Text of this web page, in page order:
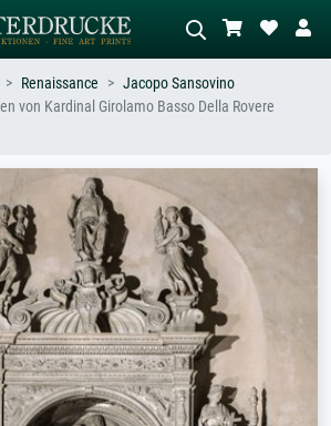
Welle
Wiese, Abstrakt mit viel Rot, Dunkles
Ölgemälde, Stehender Akt neben einem
Baum.
Renaissance
Jacopo Sansovino
von Kardinal Girolamo Basso Della Rovere